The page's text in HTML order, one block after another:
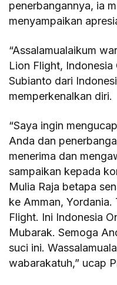
penerbangannya, ia
menyampaikan
“Assalamualaikum
Lion Flight,
Subianto dari
memperkenalkan diri.
“Saya ingin
Anda dan
menerima dan
sampaikan kepada
Mulia Raja betapa
ke Amman,
Flight. Ini Indonesia
Mubarak. Semoga
suci ini.
wabarakatuh,” ucap